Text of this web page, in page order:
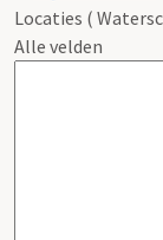
Locaties (
Alle velden